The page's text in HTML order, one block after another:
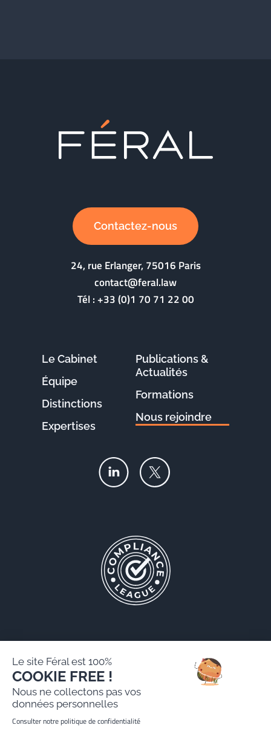
Contactez-nous
24, rue Erlanger, 75016 Paris
contact@feral.law
Tél :+33 (0)1 70 71 22 00
Le Cabinet
Équipe
Distinctions
Expertises
Publications &
Actualités
Formations
Nous rejoindre
Mentions légales
Politique de protection des données personnelles
Le site Féral est 100%
COOKIE FREE !
Nous ne collectons pas vos
données personnelles
Consulter notre politique de confidentialité